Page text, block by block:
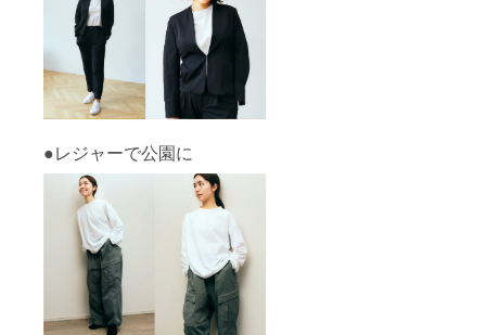
●レジャーで公園に